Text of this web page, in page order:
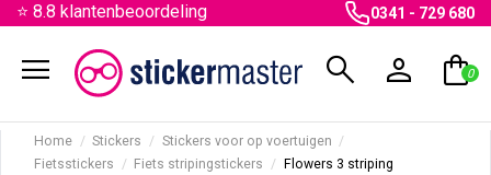
⭐ 8.8 klantenbeoordeling 0341 - 729 680
menu search person shopping_bag
0
Home Stickers
Stickers voor op voertuigen
Fietsstickers
Fiets stripingstickers
Flowers 3 striping